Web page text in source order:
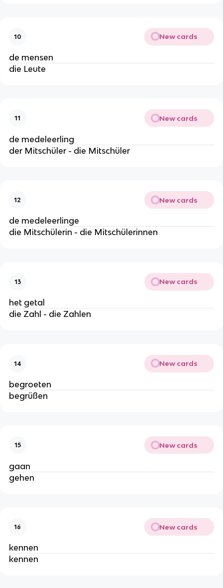
10 New cards
de mensen
die Leute
11 New cards
de medeleerling
der Mitschüler - die Mitschüler
12 New cards
de medeleerlinge
die Mitschülerin - die Mitschülerinnen
13 New cards
het getal
die Zahl - die Zahlen
14 New cards
begroeten
begrüßen
15 New cards
gaan
gehen
16 New cards
kennen
kennen